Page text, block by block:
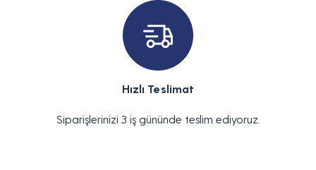
Hızlı Teslimat
Siparişlerinizi 3 iş gününde teslim ediyoruz.